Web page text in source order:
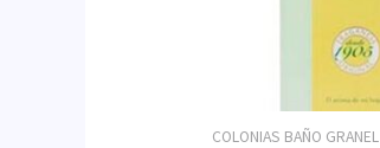
COLONIAS BAÑO GRANEL